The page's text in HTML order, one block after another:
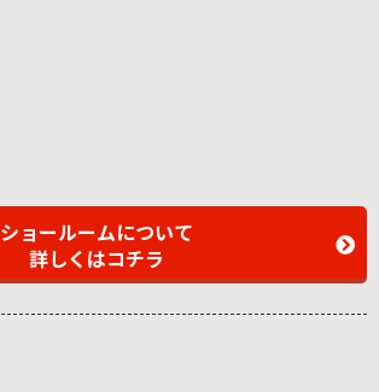
ショールームについて
詳しくはコチラ